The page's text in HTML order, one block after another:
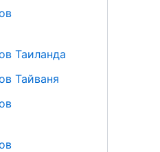
Таиланда
Тайваня